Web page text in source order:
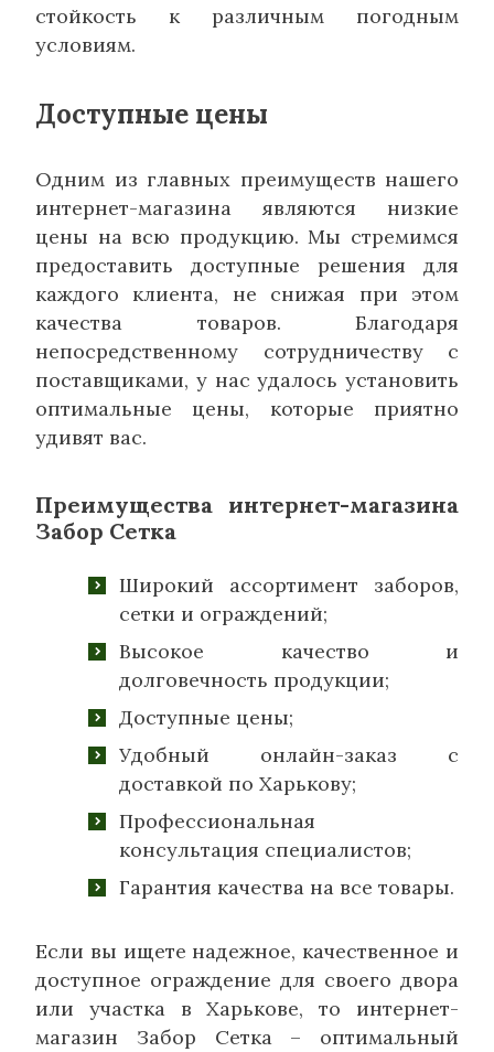
стойкость к различным погодным
условиям.
Доступные цены
Одним из главных преимуществ нашего
интернет-магазина являются низкие
цены на всю продукцию. Мы стремимся
предоставить доступные решения для
каждого клиента, не снижая при этом
качества товаров. Благодаря
непосредственному сотрудничеству с
поставщиками, у нас удалось установить
оптимальные цены, которые приятно
удивят вас.
Преимущества интернет-магазина
Забор Сетка
Широкий ассортимент заборов,
сетки и ограждений;
Высокое качество и
долговечность продукции;
Доступные цены;
Удобный онлайн-заказ с
доставкой по Харькову;
Профессиональная
консультация специалистов;
Гарантия качества на все товары.
Если вы ищете надежное, качественное и
доступное ограждение для своего двора
или участка в Харькове, то интернет-
магазин Забор Сетка – оптимальный